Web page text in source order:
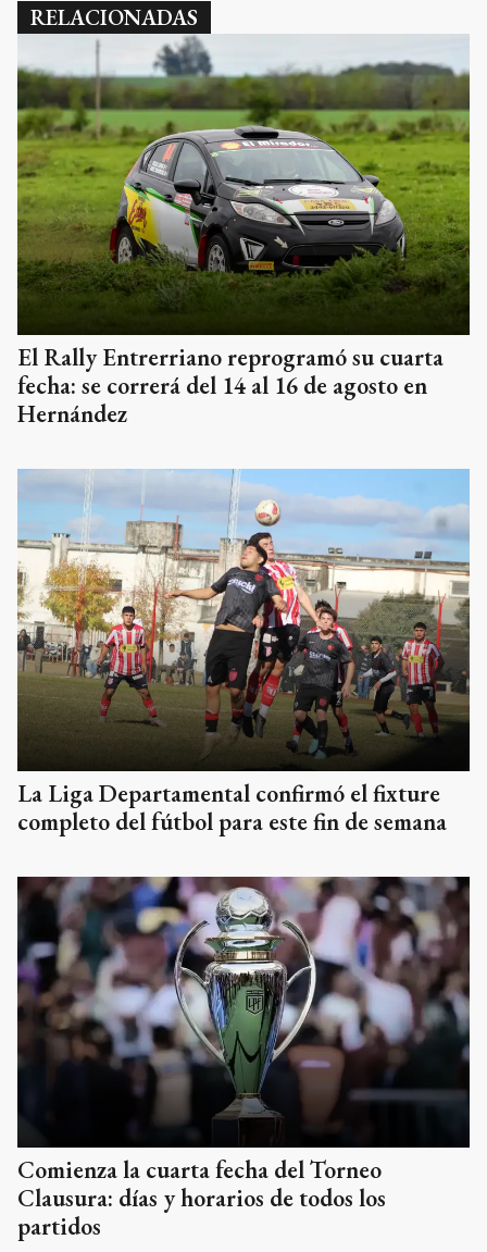
RELACIONADAS
El Rally Entrerriano reprogramó su cuarta
fecha: se correrá del 14 al 16 de agosto en
Hernández
La Liga Departamental confirmó el fixture
completo del fútbol para este fin de semana
Comienza la cuarta fecha del Torneo
Clausura: días y horarios de todos los
partidos